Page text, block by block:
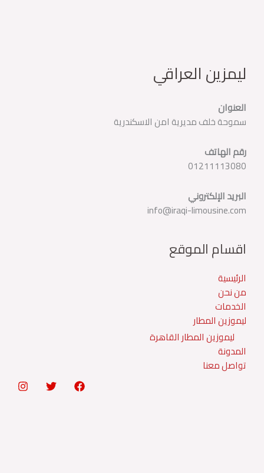
ليمزين العراقي
العنوان
سموحة خلف مديرية امن الاسكندرية
رقم الهاتف
01211113080
البريد الإلكتروني
info@iraqi-limousine.com
اقسام الموقع
الرئيسية
من نحن
الخدمات
ليموزين المطار
ليموزين المطار القاهرة
المدونة
تواصل معنا